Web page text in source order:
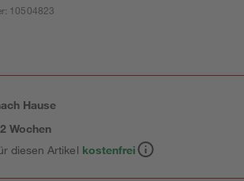
: 10504823
Hause
Wochen
diesen Artikel kostenfrei